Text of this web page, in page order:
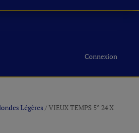
Connexion
Légères/ VIEUX TEMPS 5° 24 X